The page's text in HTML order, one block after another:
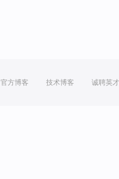
官方博客 技术博客 诚聘英才